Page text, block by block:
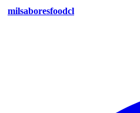
milsaboresfoodcl